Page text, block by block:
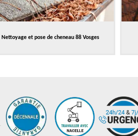
Nettoyage et pose de cheneau 88 Vosges